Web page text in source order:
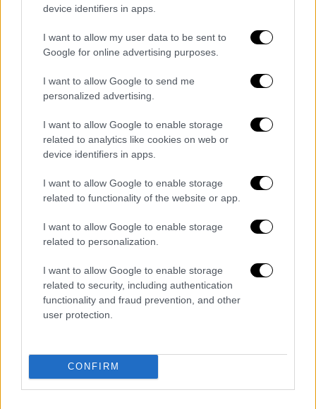
device identifiers in apps.
I want to allow my user data to be sent to
Google for online advertising purposes.
I want to allow Google to send me
personalized advertising.
I want to allow Google to enable storage
related to analytics like cookies on web or
device identifiers in apps.
I want to allow Google to enable storage
related to functionality of the website or app.
I want to allow Google to enable storage
related to personalization.
I want to allow Google to enable storage
related to security, including authentication
functionality and fraud prevention, and other
user protection.
CONFIRM
02.04.2026 22:26
Οργή στην Ινδία: Φωτογράφος έβαψε
ελέφαντα ροζ για... κάδρο - Πέθανε λίγο
μετά το ζώο
Κύμα αντιδράσεων μετά τον θάνατο του